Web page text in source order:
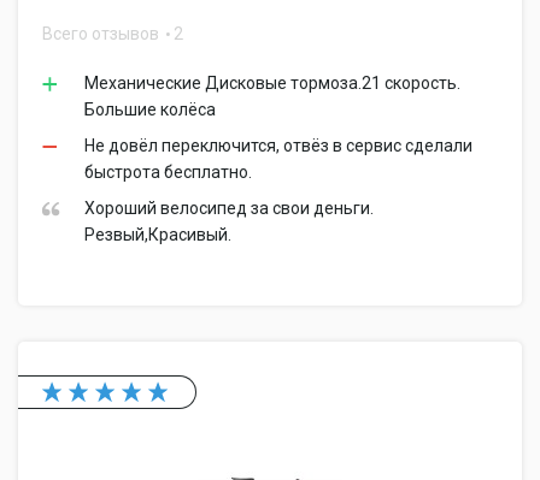
Всего отзывов 2
Механические Дисковые тормоза.21 скорость.
Большие колёса
Не довёл переключится, отвёз в сервис сделали
быстрота бесплатно.
Хороший велосипед за свои деньги.
Резвый,Красивый.